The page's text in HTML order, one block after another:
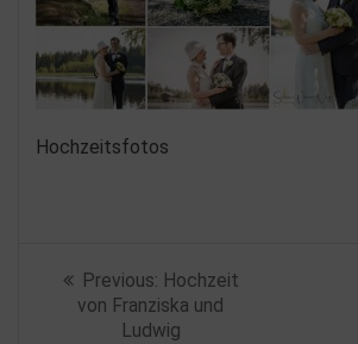
Hochzeitsfotos
Beitragsnavigation
Previous: Previous
post:
Hochzeit
von Franziska und
Ludwig